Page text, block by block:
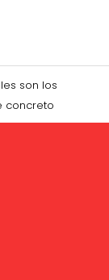
son los
concreto